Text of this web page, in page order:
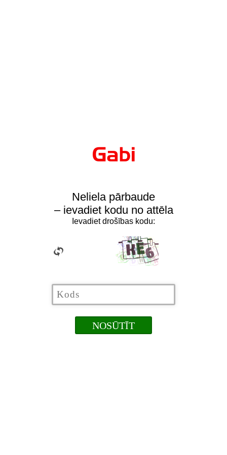
Neliela pārbaude
– ievadiet kodu no attēla
Ievadiet drošības kodu: